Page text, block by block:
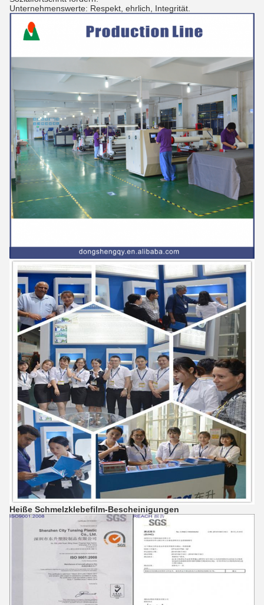
Unternehmenswerte: Respekt, ehrlich, Integrität.
Heiße Schmelzklebefilm-Bescheinigungen